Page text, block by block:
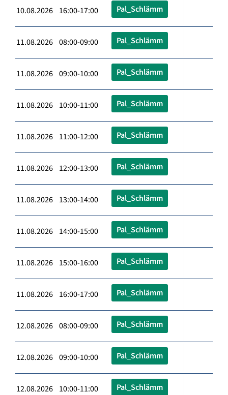
10.08.2026 16:00-17:00 Pal_Schlämm
11.08.2026 08:00-09:00 Pal_Schlämm
11.08.2026 09:00-10:00 Pal_Schlämm
11.08.2026 10:00-11:00 Pal_Schlämm
11.08.2026 11:00-12:00 Pal_Schlämm
11.08.2026 12:00-13:00 Pal_Schlämm
11.08.2026 13:00-14:00 Pal_Schlämm
11.08.2026 14:00-15:00 Pal_Schlämm
11.08.2026 15:00-16:00 Pal_Schlämm
11.08.2026 16:00-17:00 Pal_Schlämm
12.08.2026 08:00-09:00 Pal_Schlämm
12.08.2026 09:00-10:00 Pal_Schlämm
12.08.2026 10:00-11:00 Pal_Schlämm